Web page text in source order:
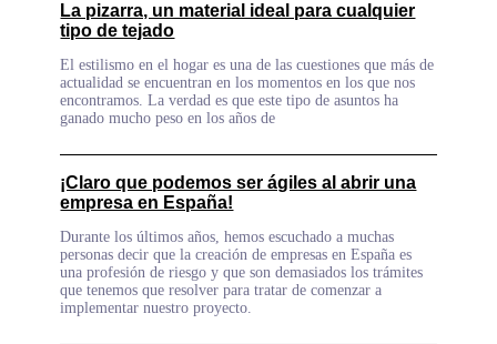
La pizarra, un material ideal para cualquier
tipo de tejado
El estilismo en el hogar es una de las cuestiones que más de
actualidad se encuentran en los momentos en los que nos
encontramos. La verdad es que este tipo de asuntos ha
ganado mucho peso en los años de
¡Claro que podemos ser ágiles al abrir una
empresa en España!
Durante los últimos años, hemos escuchado a muchas
personas decir que la creación de empresas en España es
una profesión de riesgo y que son demasiados los trámites
que tenemos que resolver para tratar de comenzar a
implementar nuestro proyecto.